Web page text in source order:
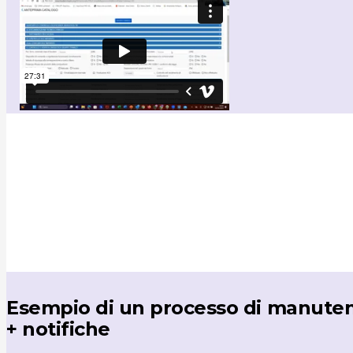
Esempio di un processo di
+ notifiche